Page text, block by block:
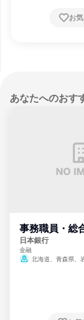
賀県、京都府、大阪府
歌山県、鳥取県、島根
お
あなたへのおす
事務職員・総
日本銀行
金融
北海道、青森県、